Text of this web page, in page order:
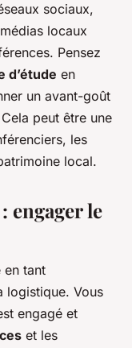
sociaux,
locaux
Pensez
d’étude en
un avant-goût
peut être une
les
local.
engager le
en tant
logistique. Vous
engagé et
et les